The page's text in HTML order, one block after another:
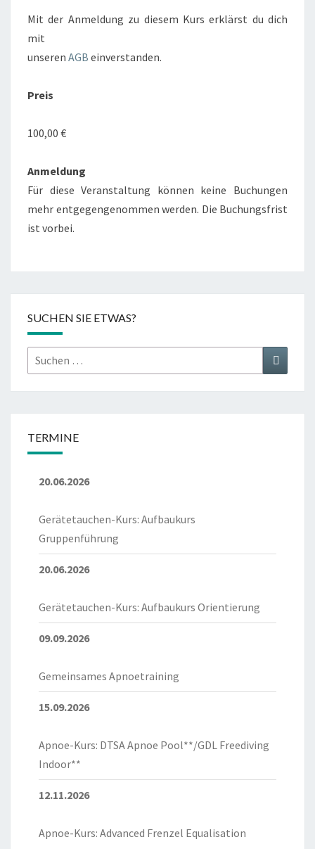
Mit der Anmeldung zu diesem Kurs erklärst du dich
mit
unseren AGB einverstanden.
Preis
100,00 €
Anmeldung
Für diese Veranstaltung können keine Buchungen
mehr entgegengenommen werden. Die Buchungsfrist
ist vorbei.
SUCHEN SIE ETWAS?
Suchen
nach:
Suchen
TERMINE
20.06.2026
Gerätetauchen-Kurs: Aufbaukurs
Gruppenführung
20.06.2026
Gerätetauchen-Kurs: Aufbaukurs Orientierung
09.09.2026
Gemeinsames Apnoetraining
15.09.2026
Apnoe-Kurs: DTSA Apnoe Pool**/GDL Freediving
Indoor**
12.11.2026
Apnoe-Kurs: Advanced Frenzel Equalisation